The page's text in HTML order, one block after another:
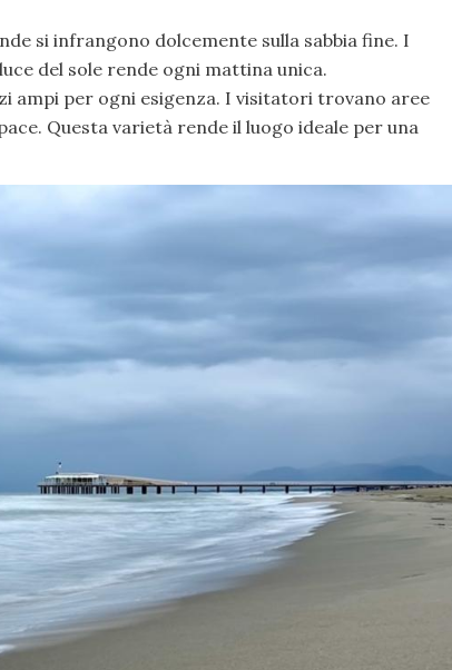
si infrangono dolcemente sulla sabbia fine. I
del sole rende ogni mattina unica.
ampi per ogni esigenza. I visitatori trovano aree
Questa varietà rende il luogo ideale per una